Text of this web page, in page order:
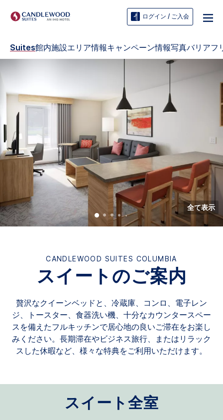
ログイン / ご入会
Suites館内施設エリア情報キャンペーン情報写真バリアフ
全て表示
CANDLEWOOD SUITES COLUMBIA
スイートのご案内
贅沢なクイーンベッドと、冷蔵庫、コンロ、電子レン
ジ、トースター、食器洗い機、十分なカウンタースペー
スを備えたフルキッチンで居心地の良いご滞在をお楽し
みください。長期滞在やビジネス旅行、またはリラック
スした休暇など、様々な特典をご利用いただけます。
スイート全室